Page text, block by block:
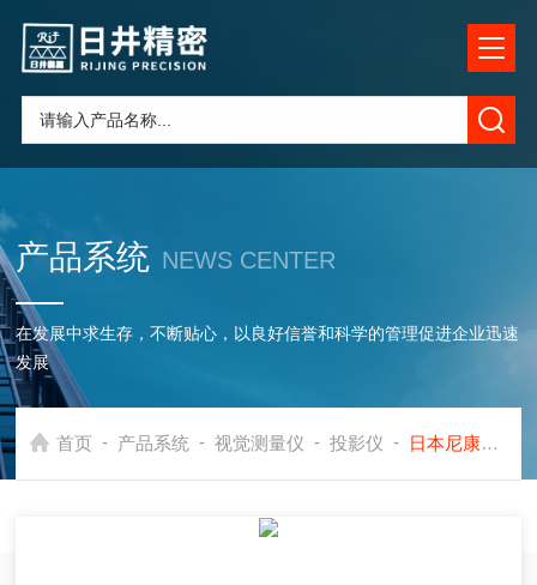
产品系统 NEWS CENTER
在发展中求生存，不断贴心，以良好信誉和科学的管理促进企业迅速
发展
首页 - 产品系统 - 视觉测量仪 - 投影仪 - 日本尼康光学投影仪维修保养